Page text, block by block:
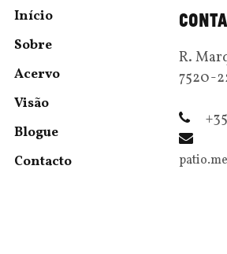
Início
Sobre
Acervo
Visão
Blogue
Contacto
R.
7520-